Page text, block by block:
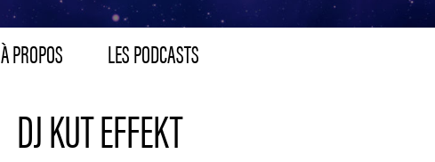
À PROPOS LES PODCASTS
DJ KUT EFFEKT